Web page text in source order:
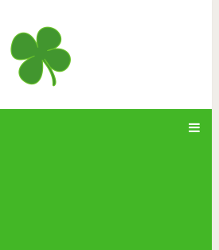
5 вкусных и необычных